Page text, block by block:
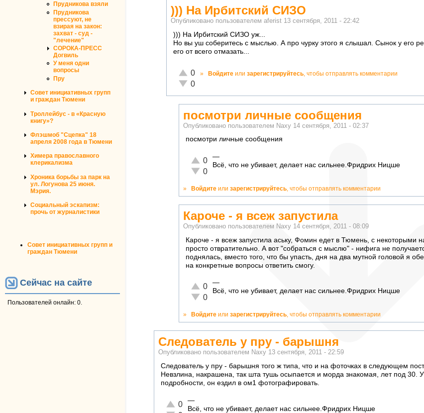
Прудникова взяли
Прудникова
прессуют, не
взирая на закон:
захват - суд -
"лечение"
СОРОКА-ПРЕСС
Догвиль
У меня одни
вопросы
Пру
Совет инициативных групп
и граждан Тюмени
Троллейбус - в «Красную
книгу»?
Флэшмоб "Сцепка" 18
апреля 2008 года в Тюмени
Химера православного
клерикализма
Хроника борьбы за парк на
ул. Логунова 25 июня.
Мэрия.
Социальный эскапизм:
прочь от журналистики
Совет инициативных групп и
граждан Тюмени
Сейчас на сайте
Пользователей онлайн: 0.
))) На Ирбитский СИЗО
Опубликовано пользователем aferist 13 сентября, 2011 - 22:42
))) На Ирбитский СИЗО уж...
Но вы уш соберитесь с мыслью. А про чурку этого я слышал. Сынок у его
его от всего отмазать...
Отлично!
0
Неадекватно!
0
» Войдите или зарегистрируйтесь, чтобы отправлять комментарии
посмотри личные сообщения
Опубликовано пользователем Naxy 14 сентября, 2011 - 02:37
посмотри личные сообщения
Отлично!
0
Неадекватно!
0
—
Всё, что не убивает, делает нас сильнее.Фридрих Ницше
» Войдите или зарегистрируйтесь , чтобы отправлять комментарии
Кароче - я всеж запустила
Опубликовано пользователем Naxy 14 сентября, 2011 - 08:09
Кароче - я всеж запустила аську, Фомин едет в Тюмень, с некоторыми
просто отвратительно. А вот "собраться с мыслю" - нифига не
поднялась, вместо того, что бы упасть, дня на два мутной головой я
на конкретные вопросы ответить смогу.
Отлично!
0
Неадекватно!
0
—
Всё, что не убивает, делает нас сильнее.Фридрих Ницше
» Войдите или зарегистрируйтесь, чтобы отправлять комментарии
Следователь у пру - барышня
Опубликовано пользователем Naxy 13 сентября, 2011 - 22:59
Следователь у пру - барышня того ж типа, что и на фоточках в следующем
Невзлина, накрашена, так шта тушь осыпается и морда знакомая, лет под 30.
подробности, он ездил в ом1 фотографировать.
Отлично!
0
—
Всё, что не убивает, делает нас сильнее.Фридрих Ницше